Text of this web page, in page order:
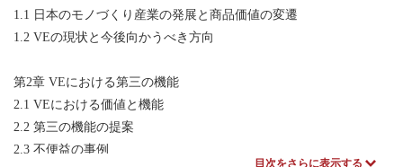
1.1 日本のモノづくり産業の発展と商品価値の変遷
1.2 VEの現状と今後向かうべき方向
第2章 VEにおける第三の機能
2.1 VEにおける価値と機能
2.2 第三の機能の提案
2.3 不便益の事例
目次をさらに表示する